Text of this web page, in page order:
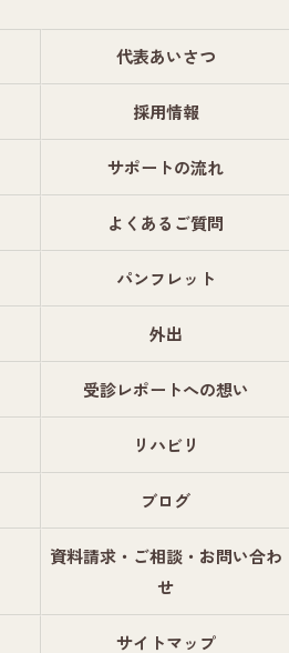
代表あいさつ
採用情報
サポートの流れ
よくあるご質問
パンフレット
外出
受診レポートへの想い
リハビリ
ブログ
資料請求・ご相談・お問い合わ
せ
サイトマップ